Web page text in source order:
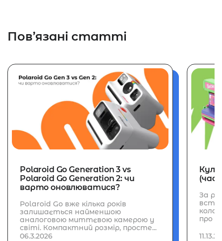
Пов’язані статті
Polaroid Go Generation 3 vs
Polaroid Go Generation 2: чи
варто оновлюватися?
Polaroid Go вже кілька років
залишається найменшою
аналоговою миттєвою камерою у
світі. Компактний розмір, просте...
06.3.2026
За
про